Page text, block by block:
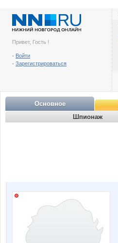
Привет, Гость !
- Войти
- Зарегистрироваться
Основное
Шпионаж